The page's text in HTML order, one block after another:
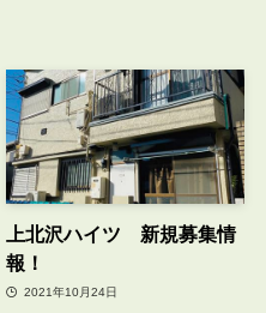
上北沢ハイツ 新規募集情
報！
2021年10月24日